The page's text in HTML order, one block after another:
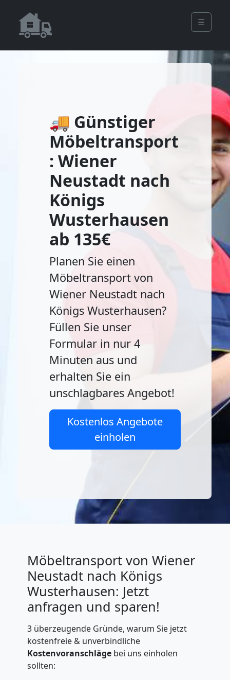
☰
🚚 Günstiger
Möbeltransport
: Wiener
Neustadt nach
Königs
Wusterhausen
ab 135€
Planen Sie einen
Möbeltransport von
Wiener Neustadt nach
Königs Wusterhausen?
Füllen Sie unser
Formular in nur 4
Minuten aus und
erhalten Sie ein
unschlagbares Angebot!
Kostenlos Angebote
einholen
Möbeltransport von Wiener
Neustadt nach Königs
Wusterhausen: Jetzt
anfragen und sparen!
3 überzeugende Gründe, warum Sie jetzt
kostenfreie & unverbindliche
Kostenvoranschlägebei uns einholen
sollten: